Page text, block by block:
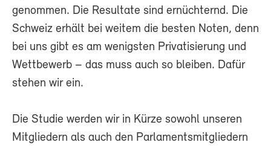
genommen. Die Resultate sind ernüchternd. Die
Schweiz erhält bei weitem die besten Noten, denn
bei uns gibt es am wenigsten Privatisierung und
Wettbewerb – das muss auch so bleiben. Dafür
stehen wir ein.
Die Studie werden wir in Kürze sowohl unseren
Mitgliedern als auch den Parlamentsmitgliedern